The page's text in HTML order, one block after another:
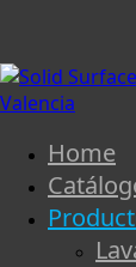
Solid Surface
Solid Surface
soluciones
convertimos
puras y elegantes.
Home